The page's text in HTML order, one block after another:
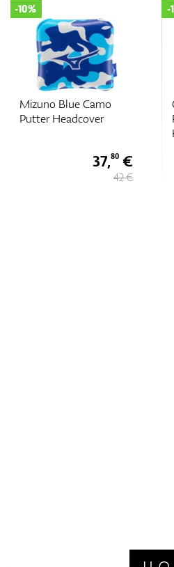
Mizuno Blue Camo
Putter Headcover
-10%
37,80€
42 €
-